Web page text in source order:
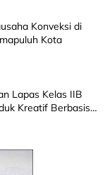
Konveksi di
Kota
Lapas Kelas IIB
Kreatif Berbasis